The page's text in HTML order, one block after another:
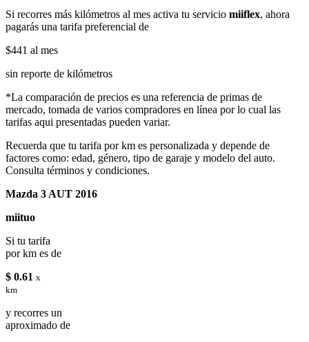
Si recorres más kilómetros al mes activa tu servicio miiflex, ahora
pagarás una tarifa preferencial de
$441 al mes
sin reporte de kilómetros
*La comparación de precios es una referencia de primas de
mercado, tomada de varios compradores en línea por lo cual las
tarifas aqui presentadas pueden variar.
Recuerda que tu tarifa por km es personalizada y depende de
factores como: edad, género, tipo de garaje y modelo del auto.
Consulta términos y condiciones.
Mazda 3 AUT 2016
miituo
Si tu tarifa
por km es de
$ 0.61 x
km
y recorres un
aproximado de